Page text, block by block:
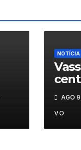
NOTÍCIA
AGO
VO